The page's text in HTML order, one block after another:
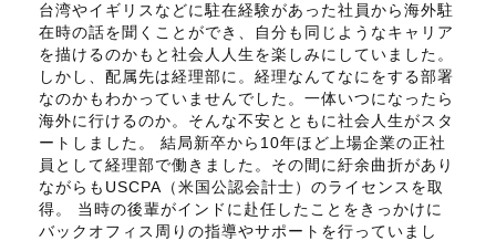
台湾やイギリスなどに駐在経験があった社員から海外駐
在時の話を聞くことができ、自分も同じようなキャリア
を描けるのかもと社会人人生を楽しみにしていました。
しかし、配属先は経理部に。経理なんてなにをする部署
なのかもわかっていませんでした。一体いつになったら
海外に行けるのか。そんな不安とともに社会人生がスタ
ートしました。 結局新卒から10年ほど上場企業の正社
員として経理部で働きました。その間に紆余曲折があり
ながらもUSCPA（米国公認会計士）のライセンスを取
得。 当時の後輩がインドに赴任したことをきっかけに
バックオフィス周りの指導やサポートを行っていまし